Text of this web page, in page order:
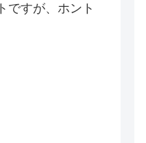
ですが、ホント